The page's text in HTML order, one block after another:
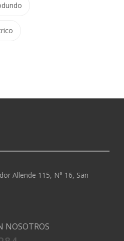
Allende 115, N° 16, San
NOSOTROS